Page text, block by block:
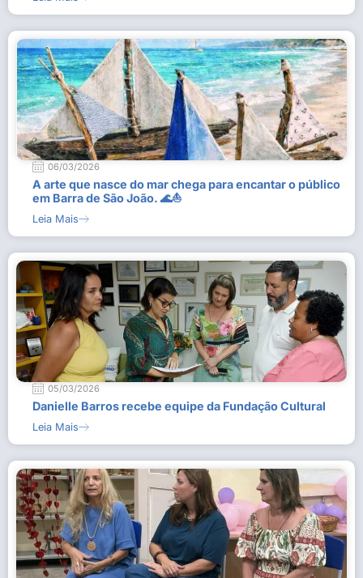
06/03/2026
A arte que nasce do mar chega para encantar o público
em Barra de São João. 🌊⛵
Leia Mais
05/03/2026
Danielle Barros recebe equipe da Fundação Cultural
Leia Mais